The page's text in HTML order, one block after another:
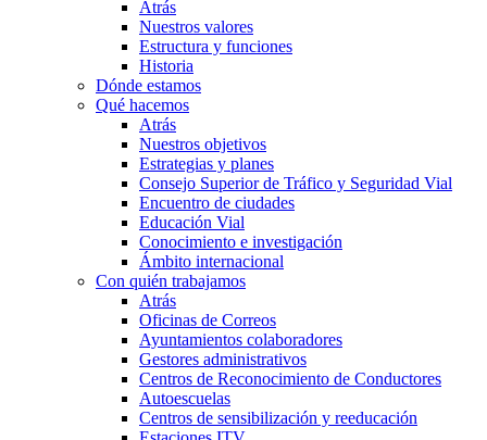
Atrás
Nuestros valores
Estructura y funciones
Historia
Dónde estamos
Qué hacemos
Atrás
Nuestros objetivos
Estrategias y planes
Consejo Superior de Tráfico y Seguridad Vial
Encuentro de ciudades
Educación Vial
Conocimiento e investigación
Ámbito internacional
Con quién trabajamos
Atrás
Oficinas de Correos
Ayuntamientos colaboradores
Gestores administrativos
Centros de Reconocimiento de Conductores
Autoescuelas
Centros de sensibilización y reeducación